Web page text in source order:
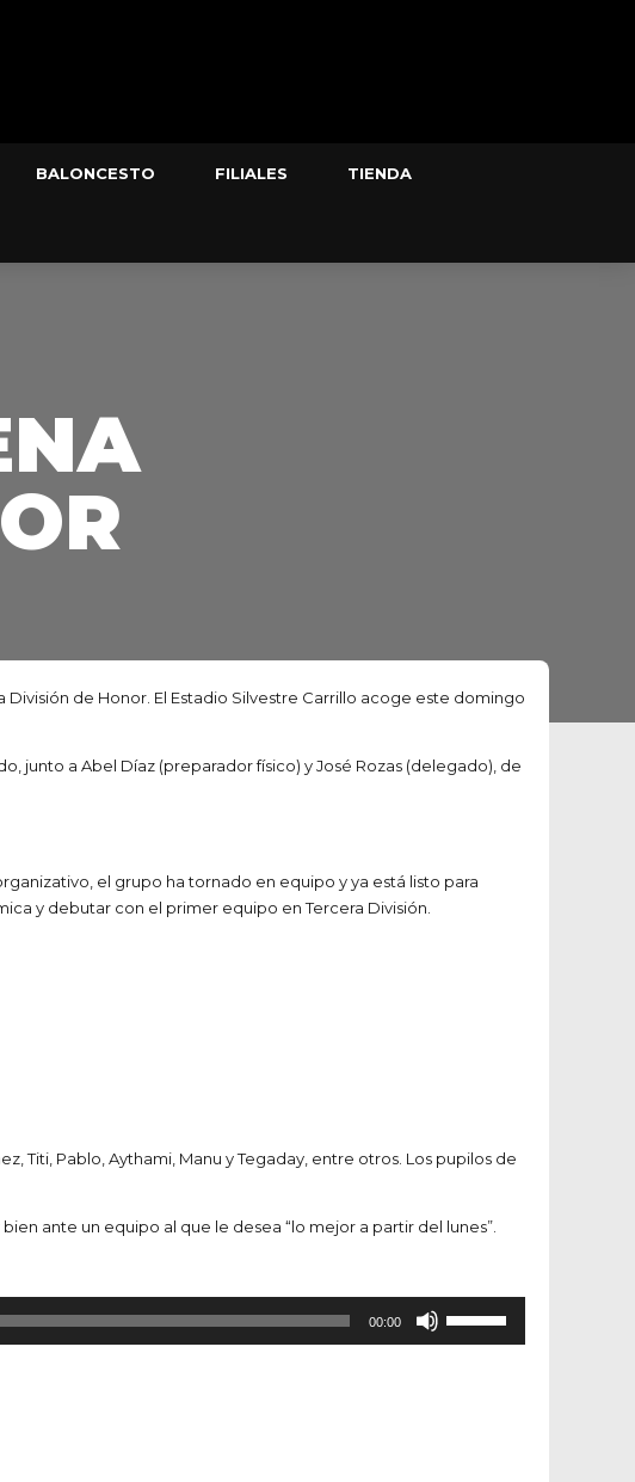
BALONCESTO FILIALES TIENDA
División de Honor. El Estadio Silvestre Carrillo acoge este domingo
junto a Abel Díaz (preparador físico) y José Rozas (delegado), de
el grupo ha tornado en equipo y ya está listo para
y debutar con el primer equipo en Tercera División.
Titi, Pablo, Aythami, Manu y Tegaday, entre otros. Los pupilos de
ante un equipo al que le desea “lo mejor a partir del lunes”.
00:00